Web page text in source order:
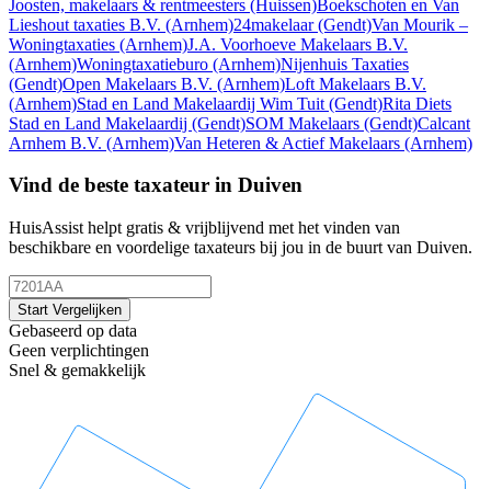
Joosten, makelaars & rentmeesters (Huissen)Boekschoten en Van
Lieshout taxaties B.V. (Arnhem)24makelaar(Gendt)Van Mourik –
Woningtaxaties (Arnhem)J.A. Voorhoeve Makelaars B.V.
(Arnhem)Woningtaxatieburo (Arnhem)Nijenhuis Taxaties
(Gendt)Open Makelaars B.V. (Arnhem)Loft Makelaars B.V.
(Arnhem)Stad en Land Makelaardij Wim Tuit (Gendt)Rita Diets
Stad en Land Makelaardij (Gendt)SOM Makelaars (Gendt)Calcant
Arnhem B.V. (Arnhem)Van Heteren & Actief Makelaars (Arnhem)
Vind de beste taxateur in Duiven
HuisAssist helpt gratis & vrijblijvend met het vinden van
beschikbare en voordelige taxateurs bij jou in de buurt van Duiven.
Start Vergelijken
Gebaseerd op data
Geen verplichtingen
Snel & gemakkelijk